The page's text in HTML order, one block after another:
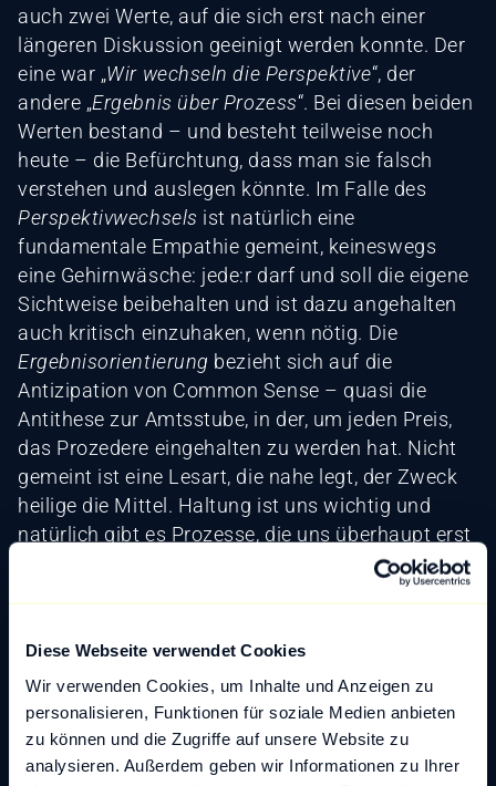
Diese Webseite verwendet Cookies
Wir verwenden Cookies, um Inhalte und Anzeigen zu
personalisieren, Funktionen für soziale Medien anbieten
zu können und die Zugriffe auf unsere Website zu
analysieren. Außerdem geben wir Informationen zu Ihrer
auch zwei Werte, auf die sich erst nach einer
längeren Diskussion geeinigt werden konnte. Der
eine war „Wir wechseln die Perspektive“, der
andere „Ergebnis über Prozess“. Bei diesen beiden
Werten bestand – und besteht teilweise noch
heute – die Befürchtung, dass man sie falsch
verstehen und auslegen könnte. Im Falle des
Perspektivwechsels ist natürlich eine
fundamentale Empathie gemeint, keineswegs
eine Gehirnwäsche: jede:r darf und soll die eigene
Sichtweise beibehalten und ist dazu angehalten
auch kritisch einzuhaken, wenn nötig. Die
Ergebnisorientierung bezieht sich auf die
Antizipation von Common Sense – quasi die
Antithese zur Amtsstube, in der, um jeden Preis,
das Prozedere eingehalten zu werden hat. Nicht
gemeint ist eine Lesart, die nahe legt, der Zweck
heilige die Mittel. Haltung ist uns wichtig und
natürlich gibt es Prozesse, die uns überhaupt erst
als seriös in Erscheinung treten lassen: wir sind
zertifiziert.
verstanden werden, welchem Zweck der jeweilige
Prozess dient. Mit einer Liste, auf der bloße
Schritte abgehakt werden ist letztlich niemandem
geholfen.